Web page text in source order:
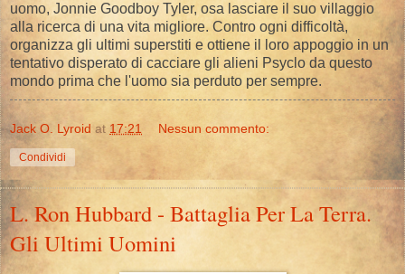
uomo, Jonnie Goodboy Tyler, osa lasciare il suo villaggio
alla ricerca di una vita migliore. Contro ogni difficoltà,
organizza gli ultimi superstiti e ottiene il loro appoggio in un
tentativo disperato di cacciare gli alieni Psyclo da questo
mondo prima che l'uomo sia perduto per sempre.
Jack O. Lyroid at 17:21 Nessun commento:
Condividi
L. Ron Hubbard - Battaglia Per La Terra.
Gli Ultimi Uomini